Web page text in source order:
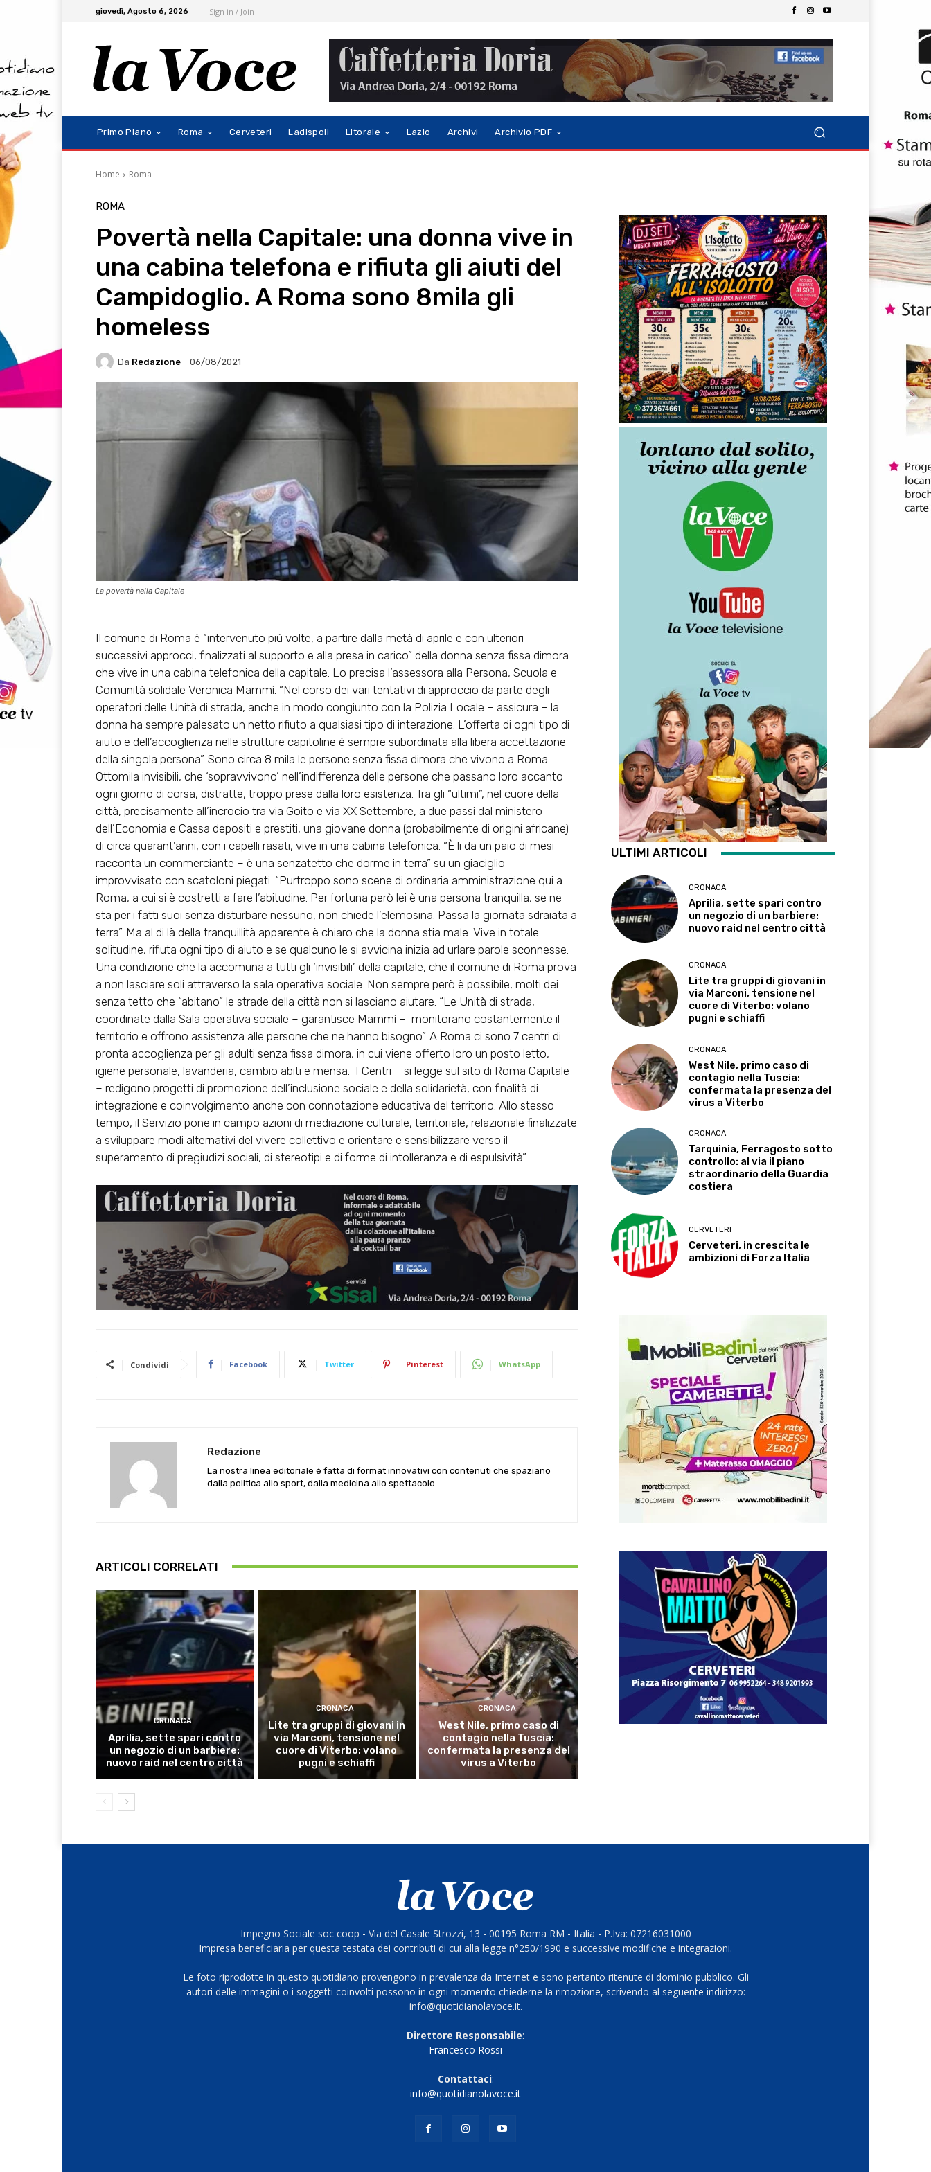
giovedì, Agosto 6, 2026 Sign in / Join
Primo Piano Roma Cerveteri Ladispoli Litorale Lazio Archivi Archivio PDF
Home Roma
ROMA
Povertà nella Capitale: una donna vive in
una cabina telefona e rifiuta gli aiuti del
Campidoglio. A Roma sono 8mila gli
homeless
Da Redazione 06/08/2021
La povertà nella Capitale
Il comune di Roma è “intervenuto più volte, a partire dalla metà di aprile e con ulteriori
successivi approcci, finalizzati al supporto e alla presa in carico” della donna senza fissa dimora
che vive in una cabina telefonica della capitale. Lo precisa l’assessora alla Persona, Scuola e
Comunità solidale Veronica Mammì. “Nel corso dei vari tentativi di approccio da parte degli
operatori delle Unità di strada, anche in modo congiunto con la Polizia Locale – assicura – la
donna ha sempre palesato un netto rifiuto a qualsiasi tipo di interazione. L’offerta di ogni tipo di
aiuto e dell’accoglienza nelle strutture capitoline è sempre subordinata alla libera accettazione
della singola persona”. Sono circa 8 mila le persone senza fissa dimora che vivono a Roma.
Ottomila invisibili, che ‘sopravvivono’ nell’indifferenza delle persone che passano loro accanto
ogni giorno di corsa, distratte, troppo prese dalla loro esistenza. Tra gli “ultimi”, nel cuore della
città, precisamente all’incrocio tra via Goito e via XX Settembre, a due passi dal ministero
dell’Economia e Cassa depositi e prestiti, una giovane donna (probabilmente di origini africane)
di circa quarant’anni, con i capelli rasati, vive in una cabina telefonica. “È li da un paio di mesi –
racconta un commerciante – è una senzatetto che dorme in terra” su un giaciglio
improvvisato con scatoloni piegati. “Purtroppo sono scene di ordinaria amministrazione qui a
Roma, a cui si è costretti a fare l’abitudine. Per fortuna però lei è una persona tranquilla, se ne
sta per i fatti suoi senza disturbare nessuno, non chiede l’elemosina. Passa la giornata sdraiata a
terra”. Ma al di là della tranquillità apparente è chiaro che la donna stia male. Vive in totale
solitudine, rifiuta ogni tipo di aiuto e se qualcuno le si avvicina inizia ad urlare parole sconnesse.
Una condizione che la accomuna a tutti gli ‘invisibili’ della capitale, che il comune di Roma prova
a non lasciare soli attraverso la sala operativa sociale. Non sempre però è possibile, molti dei
senza tetto che “abitano” le strade della città non si lasciano aiutare. “Le Unità di strada,
coordinate dalla Sala operativa sociale – garantisce Mammì – monitorano costantemente il
territorio e offrono assistenza alle persone che ne hanno bisogno”. A Roma ci sono 7 centri di
pronta accoglienza per gli adulti senza fissa dimora, in cui viene offerto loro un posto letto,
igiene personale, lavanderia, cambio abiti e mensa. I Centri – si legge sul sito di Roma Capitale
– redigono progetti di promozione dell’inclusione sociale e della solidarietà, con finalità di
integrazione e coinvolgimento anche con connotazione educativa del territorio. Allo stesso
tempo, il Servizio pone in campo azioni di mediazione culturale, territoriale, relazionale finalizzate
a sviluppare modi alternativi del vivere collettivo e orientare e sensibilizzare verso il
superamento di pregiudizi sociali, di stereotipi e di forme di intolleranza e di espulsività”.
Condividi Facebook Twitter Pinterest WhatsApp
Redazione
La nostra linea editoriale è fatta di format innovativi con contenuti che spaziano
dalla politica allo sport, dalla medicina allo spettacolo.
ARTICOLI CORRELATI
CRONACA
Aprilia, sette spari contro
un negozio di un barbiere:
nuovo raid nel centro città
CRONACA
Lite tra gruppi di giovani in
via Marconi, tensione nel
cuore di Viterbo: volano
pugni e schiaffi
CRONACA
West Nile, primo caso di
contagio nella Tuscia:
confermata la presenza del
virus a Viterbo
ULTIMI ARTICOLI
CRONACA
Aprilia, sette spari contro
un negozio di un barbiere:
nuovo raid nel centro città
CRONACA
Lite tra gruppi di giovani in
via Marconi, tensione nel
cuore di Viterbo: volano
pugni e schiaffi
CRONACA
West Nile, primo caso di
contagio nella Tuscia:
confermata la presenza del
virus a Viterbo
CRONACA
Tarquinia, Ferragosto sotto
controllo: al via il piano
straordinario della Guardia
costiera
CERVETERI
Cerveteri, in crescita le
ambizioni di Forza Italia
Impegno Sociale soc coop - Via del Casale Strozzi, 13 - 00195 Roma RM - Italia - P.Iva: 07216031000
Impresa beneficiaria per questa testata dei contributi di cui alla legge n°250/1990 e successive modifiche e integrazioni.
Le foto riprodotte in questo quotidiano provengono in prevalenza da Internet e sono pertanto ritenute di dominio pubblico. Gli
autori delle immagini o i soggetti coinvolti possono in ogni momento chiederne la rimozione, scrivendo al seguente indirizzo:
info@quotidianolavoce.it.
Direttore Responsabile:
Francesco Rossi
Contattaci:
info@quotidianolavoce.it